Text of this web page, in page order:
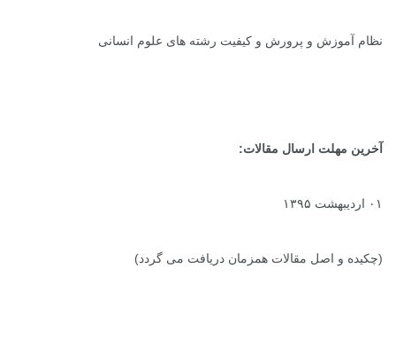
نظام آموزش و پرورش و کیفیت رشته های علوم انسانی
آخرین مهلت ارسال مقالات:
۰۱ اردیبهشت ۱۳۹۵
(چکیده و اصل مقالات همزمان دریافت می گردد)